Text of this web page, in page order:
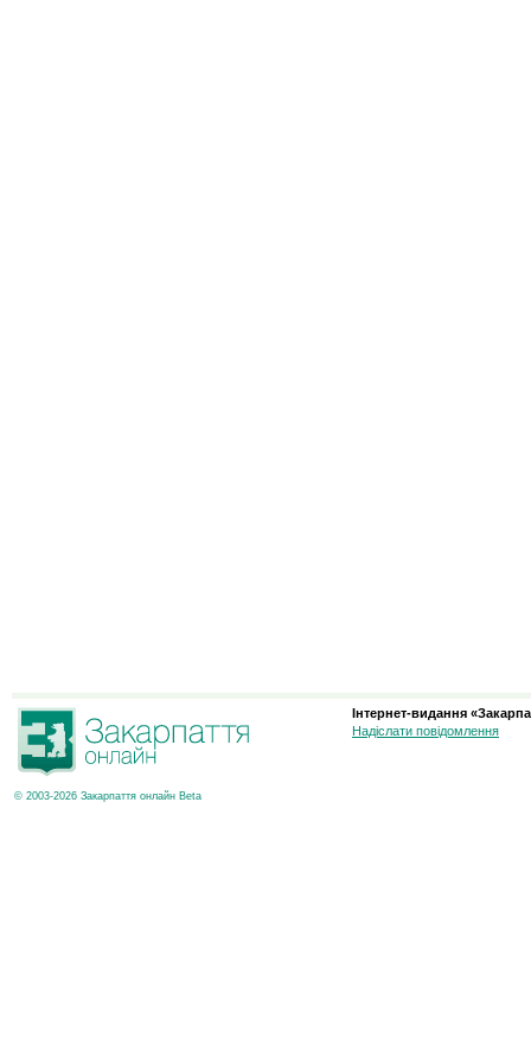
© 2003-2026 Закарпаття онлайн Beta
Інтернет-видання
Надіслати повідомлення